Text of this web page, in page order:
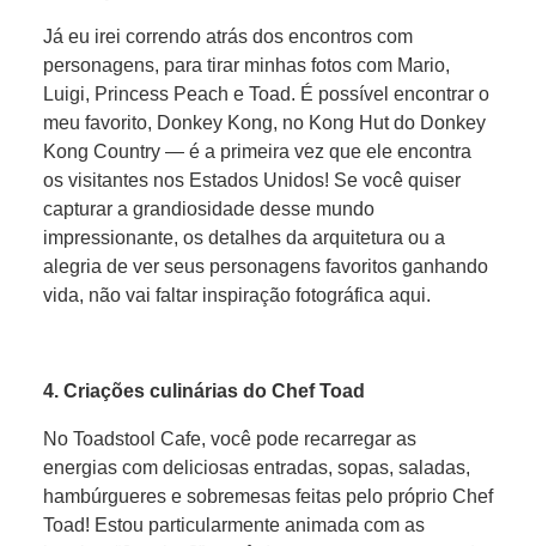
Já eu irei correndo atrás dos encontros com
personagens, para tirar minhas fotos com Mario,
Luigi, Princess Peach e Toad. É possível encontrar o
meu favorito, Donkey Kong, no Kong Hut do Donkey
Kong Country — é a primeira vez que ele encontra
os visitantes nos Estados Unidos! Se você quiser
capturar a grandiosidade desse mundo
impressionante, os detalhes da arquitetura ou a
alegria de ver seus personagens favoritos ganhando
vida, não vai faltar inspiração fotográfica aqui.
4. Criações culinárias do Chef Toad
No Toadstool Cafe, você pode recarregar as
energias com deliciosas entradas, sopas, saladas,
hambúrgueres e sobremesas feitas pelo próprio Chef
Toad! Estou particularmente animada com as